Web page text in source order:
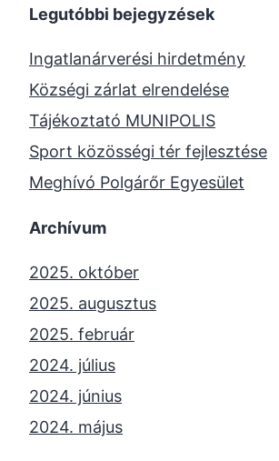
Legutóbbi bejegyzések
Ingatlanárverési hirdetmény
Községi zárlat elrendelése
Tájékoztató MUNIPOLIS
Sport közösségi tér fejlesztése
Meghívó Polgárőr Egyesület
Archívum
2025. október
2025. augusztus
2025. február
2024. július
2024. június
2024. május